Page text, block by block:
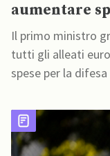
aumentare
proporzione
Il primo ministro
tutti gli alleati
spese per la difesa